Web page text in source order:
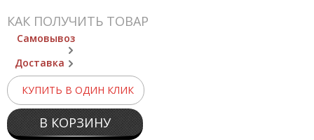
КАК ПОЛУЧИТЬ ТОВАР
Самовывоз
Доставка
КУПИТЬ В ОДИН КЛИК
В КОРЗИНУ